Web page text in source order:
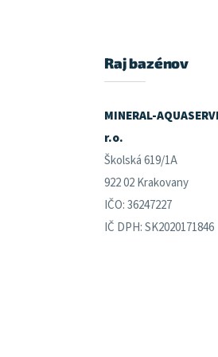
Raj bazénov
MINERAL-
r.o.
Školská 619/1A
922 02 Krakovany
IČO: 36247227
IČ DPH: SK2020171846